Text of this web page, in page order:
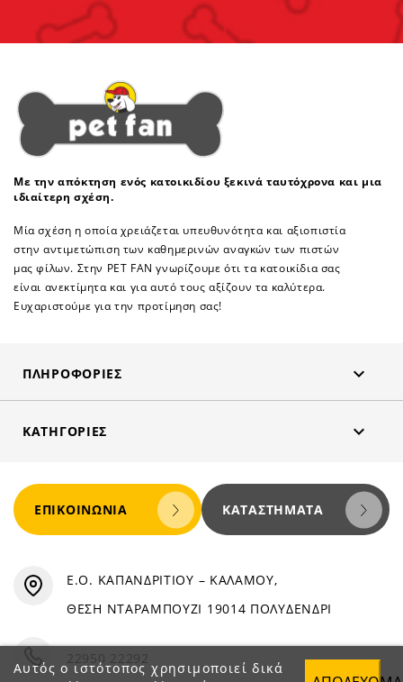
Με την απόκτηση ενός κατοικιδίου ξεκινά ταυτόχρονα και μια
ιδιαίτερη σχέση.
Μία σχέση η οποία χρειάζεται υπευθυνότητα και αξιοπιστία
στην αντιμετώπιση των καθημερινών αναγκών των πιστών
μας φίλων. Στην PET FAN γνωρίζουμε ότι τα κατοικίδια σας
είναι ανεκτίμητα και για αυτό τους αξίζουν τα καλύτερα.
Ευχαριστούμε για την προτίμηση σας!
ΠΛΗΡΟΦΟΡΊΕΣ 
ΚΑΤΗΓΟΡΊΕΣ 
Αυτός ο ιστότοπος χρησιμοποιεί δικά
ΕΠΙΚΟΙΝΩΝΊΑ ΚΑΤΑΣΤΉΜΑΤΑ
Ε.Ο. ΚΑΠΑΝΔΡΙΤΙΟΥ – ΚΑΛΑΜΟΥ,
ΘΕΣΗ ΝΤΑΡΑΜΠΟΥΖΙ 19014 ΠΟΛΥΔΕΝΔΡΙ
22950 22292